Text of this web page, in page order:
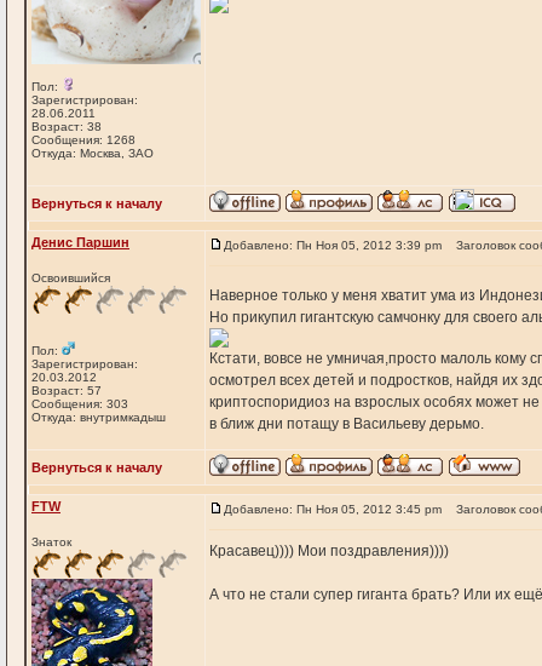
Пол:
Зарегистрирован:
28.06.2011
Возраст: 38
Сообщения: 1268
Откуда: Москва, ЗАО
Вернуться к началу
Денис Паршин
Освоившийся
Пол:
Зарегистрирован:
20.03.2012
Возраст: 57
Сообщения: 303
Откуда: внутримкадыш
Добавлено: Пн Ноя 05, 2012 3:39 pm Заголовок
Наверное только у меня хватит ума из
Но прикупил гигантскую самчонку для своего
Кстати, вовсе не умничая,просто малоль кому
осмотрел всех детей и подростков, найдя
криптоспоридиоз на взрослых особях может
в ближ дни потащу в Васильеву дерьмо.
Вернуться к началу
FTW
Знаток
Добавлено: Пн Ноя 05, 2012 3:45 pm Заголовок
Красавец)))) Мои поздравления))))
А что не стали супер гиганта брать? Или их